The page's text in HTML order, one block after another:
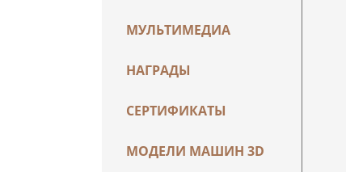
МУЛЬТИМЕДИА
НАГРАДЫ
СЕРТИФИКАТЫ
МОДЕЛИ МАШИН 3D